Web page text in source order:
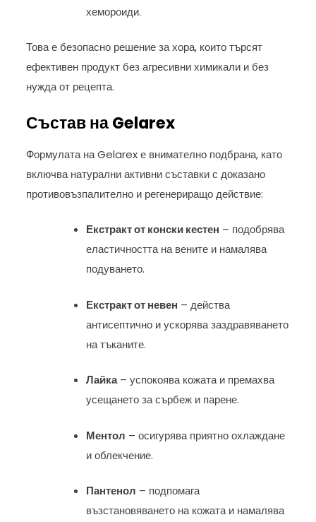
хемороиди.
Това е безопасно решение за хора, които търсят
ефективен продукт без агресивни химикали и без
нужда от рецепта.
Състав на Gelarex
Формулата на Gelarex е внимателно подбрана, като
включва натурални активни съставки с доказано
противовъзпалително и регенериращо действие:
Екстракт от конски кестен – подобрява
еластичността на вените и намалява
подуването.
Екстракт от невен – действа
антисептично и ускорява заздравяването
на тъканите.
Лайка– успокоява кожата и премахва
усещането за сърбеж и парене.
Ментол – осигурява приятно охлаждане
и облекчение.
Пантенол – подпомага
възстановяването на кожата и намалява